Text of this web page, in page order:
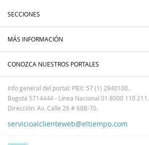
SECCIONES
MÁS INFORMACIÓN
CONOZCA NUESTROS PORTALES
Info general del portal: PBX: 57 (1) 2940100.
Bogotá 5714444 - Línea Nacional 01 8000 110 211.
Dirección: Av. Calle 26 # 68B-70.
servicioalclienteweb@eltiempo.com